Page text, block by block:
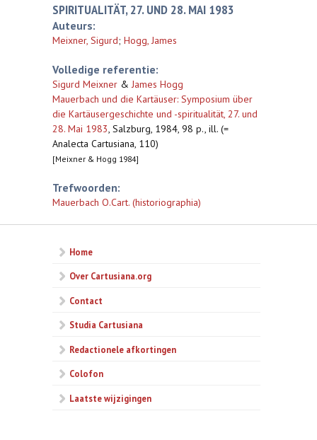
SPIRITUALITÄT, 27. UND 28. MAI 1983
Auteurs:
Meixner, Sigurd; Hogg, James
Volledige referentie:
Sigurd Meixner & James Hogg
Mauerbach und die Kartäuser: Symposium über
die Kartäusergeschichte und -spiritualität, 27. und
28. Mai 1983, Salzburg, 1984, 98 p., ill. (=
Analecta Cartusiana, 110)
[Meixner & Hogg 1984]
Trefwoorden:
Mauerbach O.Cart. (historiographia)
Home
Over Cartusiana.org
Contact
Studia Cartusiana
Redactionele afkortingen
Colofon
Laatste wijzigingen